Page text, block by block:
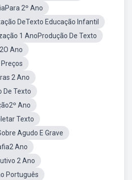
2º Ano
DeTexto Educação Infantil
1 AnoProdução De Texto
Ano
2 Ano
De Texto
Ano
Texto
Agudo E Grave
Ano
2 Ano
Português